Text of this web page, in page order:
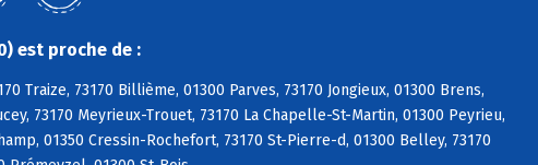
est proche de :
Traize, 73170 Billième, 01300 Parves, 73170 Jongieux, 01300 Brens,
73170 Meyrieux-Trouet, 73170 La Chapelle-St-Martin, 01300 Peyrieu,
01350 Cressin-Rochefort, 73170 St-Pierre-d, 01300 Belley, 73170